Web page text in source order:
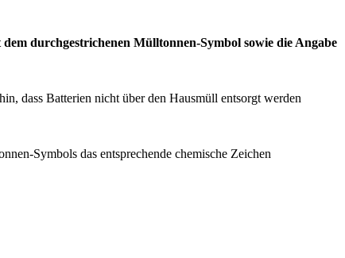
durchgestrichenen Mülltonnen-Symbol sowie die Angabe
dass Batterien nicht über den Hausmüll entsorgt werden
Symbols das entsprechende chemische Zeichen